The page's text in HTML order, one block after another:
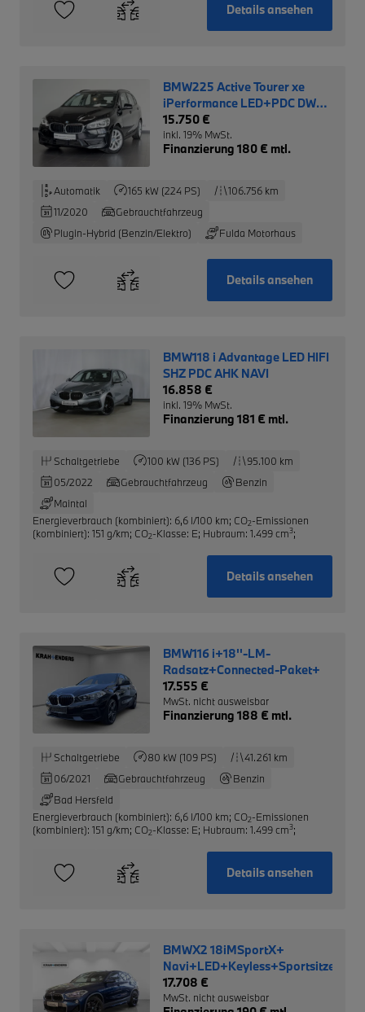
Details ansehen
BMW225 Active Tourer xe
iPerformance LED+PDC DW
0,5%
15.750 €
inkl. 19% MwSt.
Finanzierung 180 € mtl.
Automatik 165 kW (224 PS)
106.756 km
11/2020
Gebrauchtfahrzeug
Plugin-Hybrid (Benzin/Elektro)
Fulda Motorhaus
Details ansehen
BMW118 i Advantage LED HIFI
SHZ PDC AHK NAVI
16.858 €
inkl. 19% MwSt.
Finanzierung 181 € mtl.
Schaltgetriebe 100 kW (136 PS)
95.100 km
05/2022
Gebrauchtfahrzeug
Benzin
Maintal
Energieverbrauch (kombiniert): 6,6 l/100 km; CO2-Emissionen
(kombiniert): 151 g/km; CO2-Klasse: E; Hubraum: 1.499 cm3;
Details ansehen
BMW116 i+18''-LM-
Radsatz+Connected-Paket+
17.555 €
MwSt. nicht ausweisbar
Finanzierung 188 € mtl.
Schaltgetriebe 80 kW (109 PS)
41.261 km
06/2021
Gebrauchtfahrzeug
Benzin
Bad Hersfeld
Energieverbrauch (kombiniert): 6,6 l/100 km; CO2-Emissionen
(kombiniert): 151 g/km; CO2-Klasse: E; Hubraum: 1.499 cm3;
Details ansehen
BMWX2 18iMSportX+
17.708 €
MwSt. nicht ausweisbar